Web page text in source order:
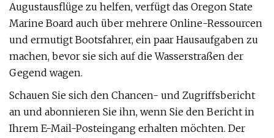
Augustausflüge zu helfen, verfügt das Oregon State
Marine Board auch über mehrere Online-Ressourcen
und ermutigt Bootsfahrer, ein paar Hausaufgaben zu
machen, bevor sie sich auf die Wasserstraßen der
Gegend wagen.
Schauen Sie sich den Chancen- und Zugriffsbericht
an und abonnieren Sie ihn, wenn Sie den Bericht in
Ihrem E-Mail-Posteingang erhalten möchten. Der